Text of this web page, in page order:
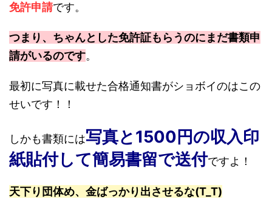
免許申請です。
つまり、ちゃんとした免許証もらうのにまだ書類申
請がいるのです。
最初に写真に載せた合格通知書がショボイのはこの
せいです！！
しかも書類には写真と1500円の収入印
紙貼付して簡易書留で送付ですよ！
天下り団体め、金ばっかり出させるな(T_T)